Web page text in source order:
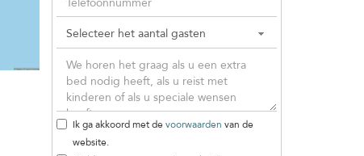
Ik ga akkoord met de voorwaarden van de
website.